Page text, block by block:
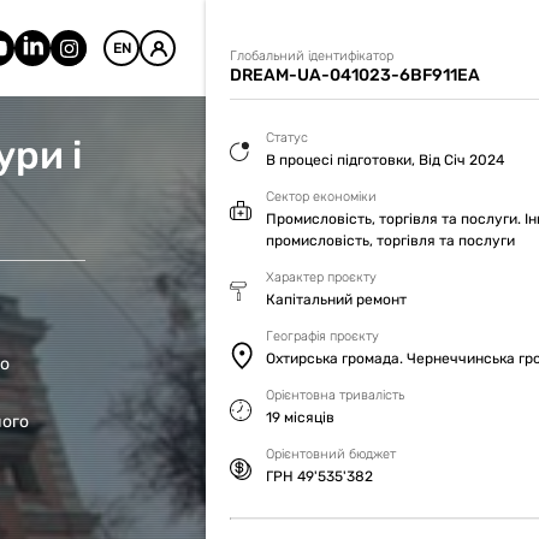
EN
і
Глобальний ідентифікатор
DREAM-UA-041023-6BF911EA
Статус
В процесі підготовки, Від Січ 2024
Сектор економіки
Промисловість, торгівля та послуги.
промисловість, торгівля та послуги
Характер проєкту
Капітальний ремонт
Географія проєкту
Охтирська громада. Чернеччинська
Орієнтовна тривалість
19 місяців
Орієнтовний бюджет
ГРН 49'535'382